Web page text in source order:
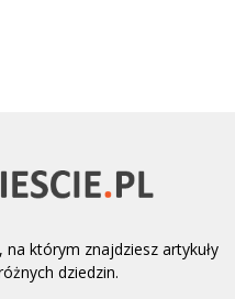
którym znajdziesz artykuły
dziedzin.